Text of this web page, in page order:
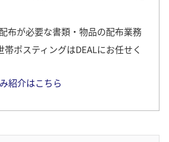
布が必要な書類・物品の配布業務
ポスティングはDEALにお任せく
紹介はこちら